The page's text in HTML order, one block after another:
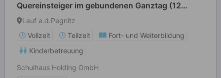
Quereinsteiger im gebundenen Ganztag (12
Std./Woche)
Lauf a.d.Pegnitz
Vollzeit
Teilzeit
Fort- und Weiterbildung
Kinderbetreuung
Schulhaus Holding GmbH